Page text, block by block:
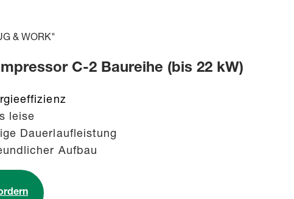
& WORK"
C-2 Baureihe (bis 22 kW)
leise
Dauerlaufleistung
Aufbau